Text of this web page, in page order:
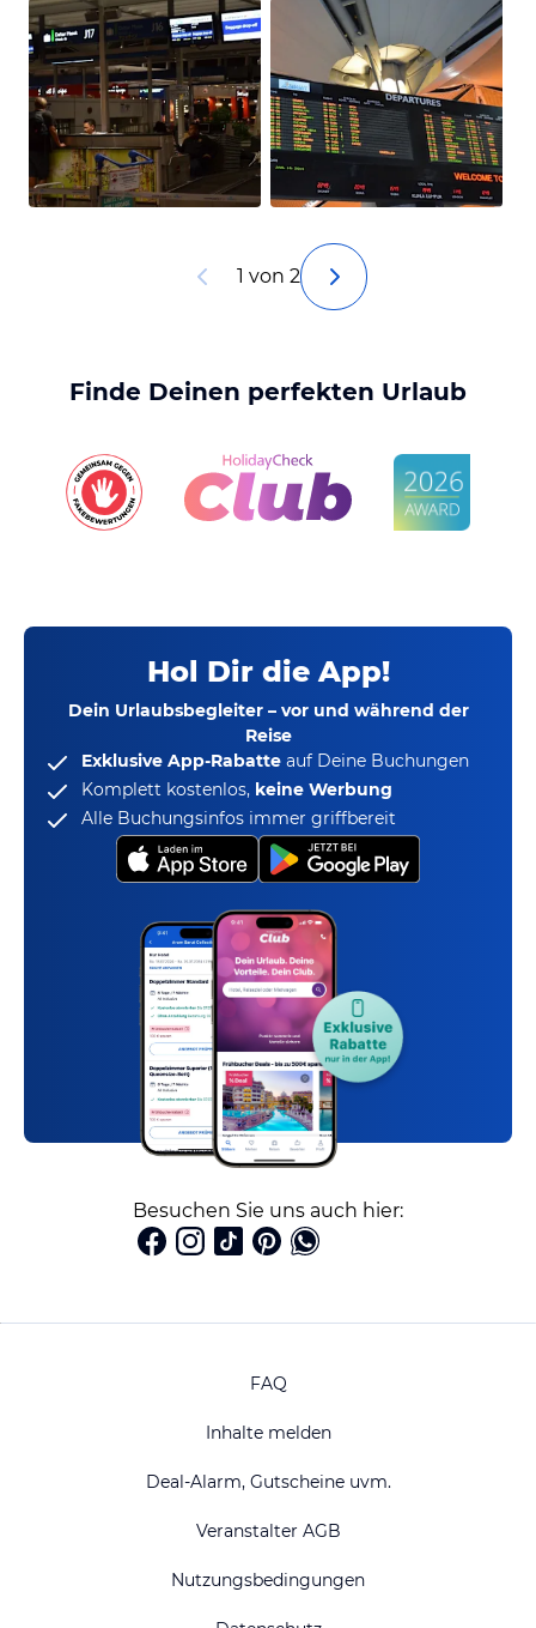
1 von 2
Finde Deinen perfekten Urlaub
Hol Dir die App!
Dein Urlaubsbegleiter – vor und während der
Reise
Exklusive App-Rabatte auf Deine Buchungen
Komplett kostenlos, keine Werbung
Alle Buchungsinfos immer griffbereit
Besuchen Sie uns auch hier:
FAQ
Inhalte melden
Deal-Alarm, Gutscheine uvm.
Veranstalter AGB
Nutzungsbedingungen